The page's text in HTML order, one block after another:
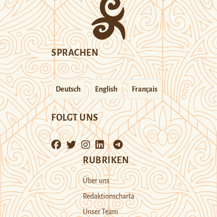
SPRACHEN
Deutsch English Français
FOLGT UNS
RUBRIKEN
Über uns
Redaktionscharta
Unser Team